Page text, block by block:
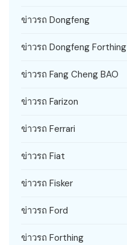
ข่าวรถ Dongfeng
ข่าวรถ Dongfeng Forthing
ข่าวรถ Fang Cheng BAO
ข่าวรถ Farizon
ข่าวรถ Ferrari
ข่าวรถ Fiat
ข่าวรถ Fisker
ข่าวรถ Ford
ข่าวรถ Forthing